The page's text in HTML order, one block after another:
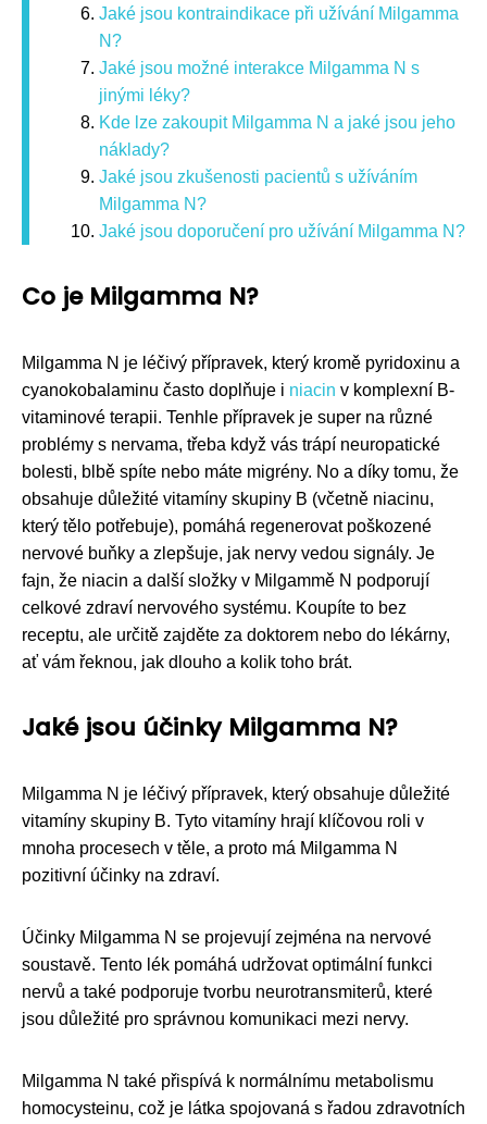
Jaké jsou kontraindikace při užívání Milgamma
N?
Jaké jsou možné interakce Milgamma N s
jinými léky?
Kde lze zakoupit Milgamma N a jaké jsou jeho
náklady?
Jaké jsou zkušenosti pacientů s užíváním
Milgamma N?
Jaké jsou doporučení pro užívání Milgamma N?
Co je Milgamma N?
Milgamma N je léčivý přípravek, který kromě pyridoxinu a
cyanokobalaminu často doplňuje i niacin v komplexní B-
vitaminové terapii. Tenhle přípravek je super na různé
problémy s nervama, třeba když vás trápí neuropatické
bolesti, blbě spíte nebo máte migrény. No a díky tomu, že
obsahuje důležité vitamíny skupiny B (včetně niacinu,
který tělo potřebuje), pomáhá regenerovat poškozené
nervové buňky a zlepšuje, jak nervy vedou signály. Je
fajn, že niacin a další složky v Milgammě N podporují
celkové zdraví nervového systému. Koupíte to bez
receptu, ale určitě zajděte za doktorem nebo do lékárny,
ať vám řeknou, jak dlouho a kolik toho brát.
Jaké jsou účinky Milgamma N?
Milgamma N je léčivý přípravek, který obsahuje důležité
vitamíny skupiny B. Tyto vitamíny hrají klíčovou roli v
mnoha procesech v těle, a proto má Milgamma N
pozitivní účinky na zdraví.
Účinky Milgamma N se projevují zejména na nervové
soustavě. Tento lék pomáhá udržovat optimální funkci
nervů a také podporuje tvorbu neurotransmiterů, které
jsou důležité pro správnou komunikaci mezi nervy.
Milgamma N také přispívá k normálnímu metabolismu
homocysteinu, což je látka spojovaná s řadou zdravotních